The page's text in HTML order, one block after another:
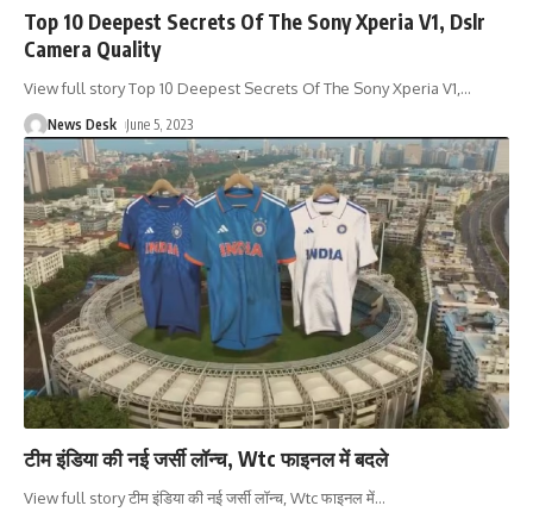
Top 10 Deepest Secrets Of The Sony Xperia V1, Dslr
Camera Quality
View full story Top 10 Deepest Secrets Of The Sony Xperia V1, …
News Desk June 5, 2023
टीम इंडिया की नई जर्सी लॉन्च, Wtc फाइनल में बदले
View full story टीम इंडिया की नई जर्सी लॉन्च, Wtc फाइनल में…